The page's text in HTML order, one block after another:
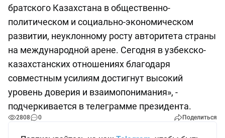
братского Казахстана в общественно-
политическом и социально-экономическом
развитии, неуклонному росту авторитета страны
на международной арене. Сегодня в узбекско-
казахстанских отношениях благодаря
совместным усилиям достигнут высокий
уровень доверия и взаимопонимания», -
подчеркивается в телеграмме президента.
2808 0 Поделиться